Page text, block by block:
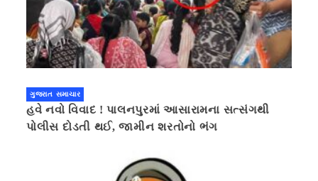
ગુજરાત સમાચાર
હવે નવો વિવાદ ! પાલનપુરમાં આસારામના સત્સંગથી
પોલીસ દોડતી થઈ, જામીન શરતોનો ભંગ